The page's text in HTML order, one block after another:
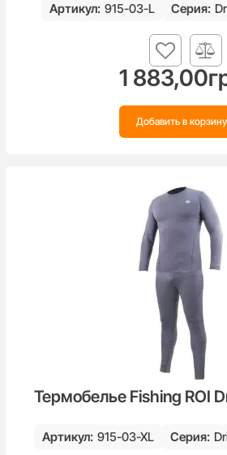
Артикул: 915-03-L Серия:
1 883,00
Добавить в корзину
Термобелье Fishing ROI
Артикул: 915-03-XL Серия: